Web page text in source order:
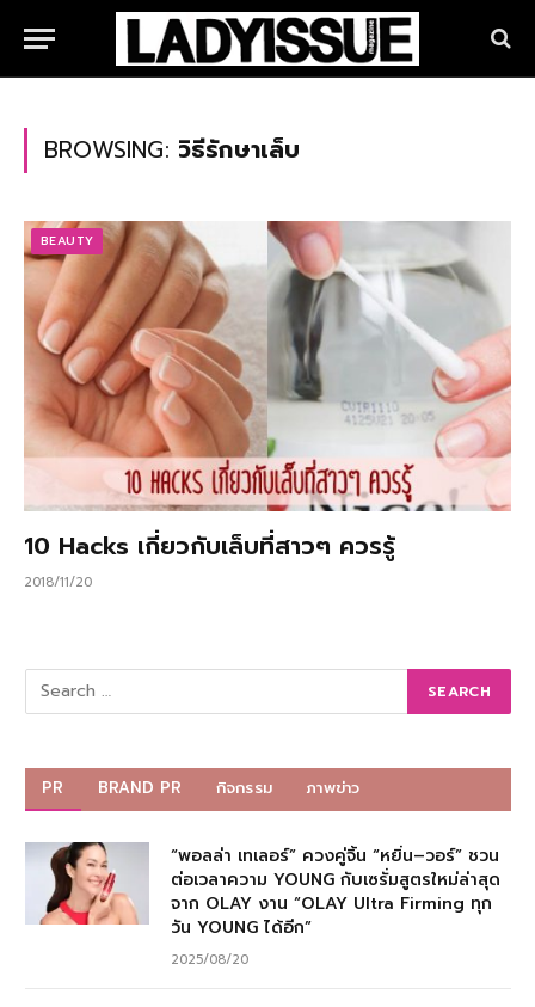
BROWSING: วิธีรักษาเล็บ
BEAUTY
10 Hacks เกี่ยวกับเล็บที่สาวๆ ควรรู้
2018/11/20
PR BRAND PR กิจกรรม ภาพข่าว
“พอลล่า เทเลอร์” ควงคู่จิ้น “หยิ่น–วอร์” ชวน
ต่อเวลาความ YOUNG กับเซรั่มสูตรใหม่ล่าสุด
จาก OLAY งาน “OLAY Ultra Firming ทุก
วัน YOUNG ได้อีก”
2025/08/20